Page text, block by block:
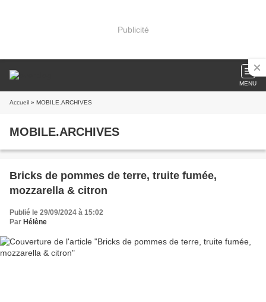
Publicité
MENU
Accueil » MOBILE.ARCHIVES
MOBILE.ARCHIVES
Bricks de pommes de terre, truite fumée,
mozzarella & citron
Publié le 29/09/2024 à 15:02
Par Hélène